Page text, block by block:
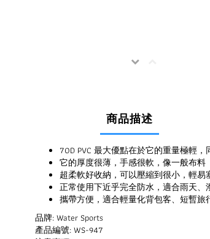
商品描述
70D PVC 最大優點在於它的重量極輕
它的厚度很薄，手感很軟，像一般布料
超柔軟好收納，可以壓縮到很小，輕
正常使用下近乎完全防水，適合雨天、
攜帶方便，適合輕量化背包客、短暫
品牌: Water Sports
產品編號: WS-947